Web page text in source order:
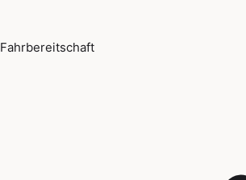
Fahrbereitschaft